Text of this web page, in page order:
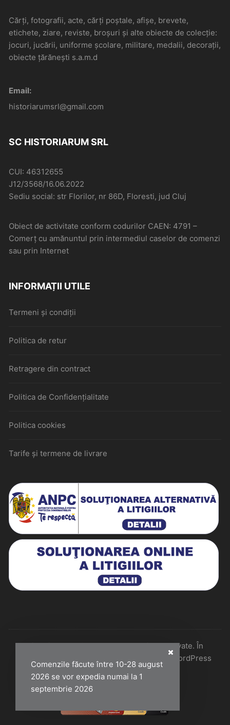
Comenzile făcute între 10-28 august
2026 se vor expedia numai la 1
septembrie 2026
Cărți, fotografii, acte, cărți poștale, afișe, brevete,
etichete, ziare, reviste, broșuri și alte obiecte de colecție:
jocuri, jucării, uniforme școlare, militare, medalii, decorații,
obiecte țărănești s.a.m.d
Email:
historiarumsrl@gmail.com
SC HISTORIARUM SRL
CUI: 46312655
J12/3568/16.06.2022
Sediu social: str Florilor, nr 86D, Floresti, jud Cluj
Obiect de activitate conform codurilor CAEN: 4791 –
Comerţ cu amănuntul prin intermediul caselor de comenzi
sau prin Internet
INFORMAȚII UTILE
Termeni și condiții
Politica de retur
Retragere din contract
Politica de Confidențialitate
Politica cookies
Tarife și termene de livrare
Historiarum 2026 - Toate drepturile rezervate. În
colaborare cu Perfect Pixel & Mentenanță WordPress